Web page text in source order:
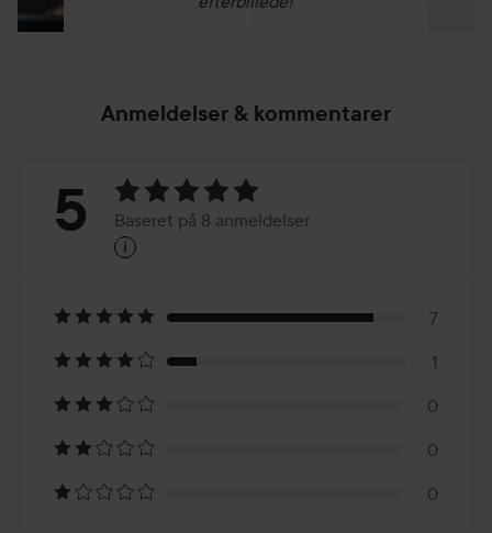
Anmeldelser & kommentarer
Bedømmelse:
Baseret
på
8
anmeldelser
5 Baseret på 8 anmeldelser
i
7
1
0
0
0